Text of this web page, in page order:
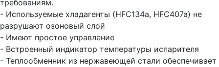
требованиям.
- Используемые хладагенты (HFC134a, HFC407a) не
разрушают озоновый слой
- Имеют простое управление
- Встроенный индикатор температуры испарителя
- Теплообменник из нержавеющей стали обеспечивает